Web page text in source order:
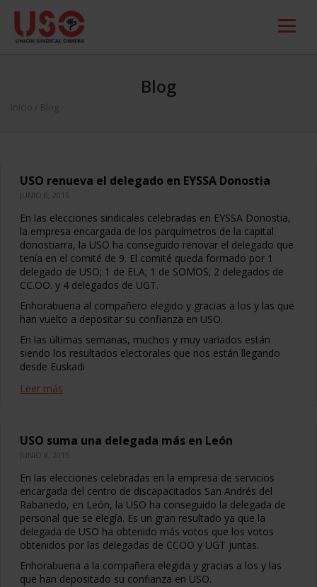
Blog
Inicio / Blog
USO renueva el delegado en EYSSA Donostia
JUNIO 8, 2015
En las elecciones sindicales celebradas en EYSSA Donostia,
la empresa encargada de los parquímetros de la capital
donostiarra, la USO ha conseguido renovar el delegado que
tenía en el comité de 9. El comité queda formado por 1
delegado de USO; 1 de ELA; 1 de SOMOS; 2 delegados de
CC.OO. y 4 delegados de UGT.
Enhorabuena al compañero elegido y gracias a los y las que
han vuelto a depositar su confianza en USO.
En las últimas semanas, muchos y muy variados están
siendo los resultados electorales que nos están llegando
desde Euskadi
Leer más
USO suma una delegada más en León
JUNIO 8, 2015
En las elecciones celebradas en la empresa de servicios
encargada del centro de discapacitados San Andrés del
Rabanedo, en León, la USO ha conseguido la delegada de
personal que se elegía. Es un gran resultado ya que la
delegada de USO ha obtenido más votos que los votos
obtenidos por las delegadas de CCOO y UGT juntas.
Enhorabuena a la compañera elegida y gracias a los y las
que han depositado su confianza en USO.